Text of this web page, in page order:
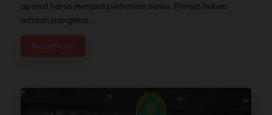
aparat harus menjadi perhatian serius. Prinsip hukum
adalah panglima.…